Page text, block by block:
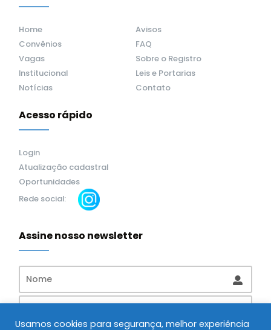
Home
Avisos
Convênios
FAQ
Vagas
Sobre o Registro
Institucional
Leis e Portarias
Notícias
Contato
Acesso rápido
Login
Atualização cadastral
Oportunidades
Rede social:
Assine nosso newsletter
Usamos cookies para segurança, melhor experiência